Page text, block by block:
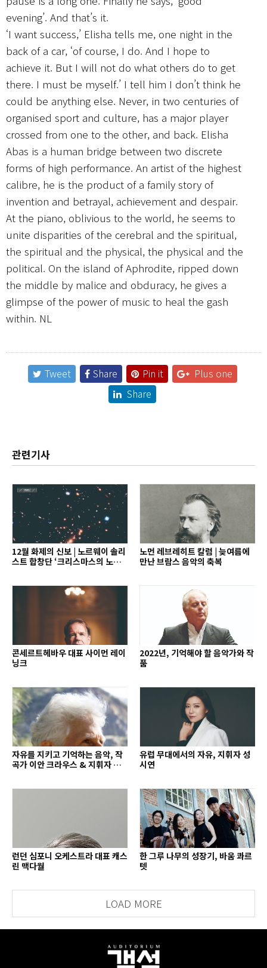
evening’. And that’s it.
‘I want success,’ Elisha tells me, one night in the
back of a car, ‘of course, I do. And I hope to
achieve it. But I will not do what others do to get
there. I must be myself.’ I tell him I don’t think he
could be anything else. Never, in two centuries of
organised sport and culture, has a major player
crossed from one to the other, and back. Elisha
Abas is a human bridge between two discrete
forms of high performance. An artist of the highest
calibre, he is the product of a family story of
invention and betrayal, achievement and despair.
At the piano, oblivious to the world, he seems to
unite disparities of the cerebral and the spiritual,
the spiritual and the physical, the physical and the
political. On the island of Aphrodite, ripped down
the middle by malice and obduracy, he gives a
glimpse of the power of music to heal the gash
within. NL
Tweet Share Pin it
Plus one
Share
관련기사
12월 화제의 신보 | 노르웨이 솔리
스트 합창단 ‘크리스마스의 노래’
노먼 레브레히트 칼럼 | 늦여름에
만난 브람스 음악의 축복
콘세르트헤바우 대표 사이먼 레이
닝크
2022년, 기억해야 할 음악가와 작
품
자유를 지키고 기억하는 음악, 작
곡가 이안 크라우스 & 지휘자 배
유럽 무대에서의 자유, 지휘자 성
시연
런던 심포니 오케스트라 대표 캐스
린 맥다월
한 그루 나무의 성장기, 바움 콰르
텟
LOAD MORE